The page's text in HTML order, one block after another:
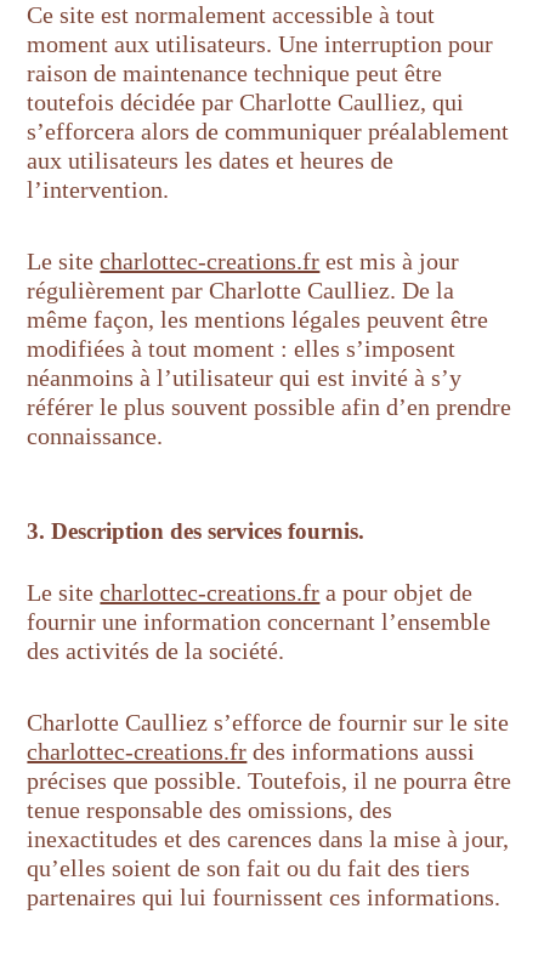
Ce site est normalement accessible à tout
moment aux utilisateurs. Une interruption pour
raison de maintenance technique peut être
toutefois décidée par Charlotte Caulliez, qui
s’efforcera alors de communiquer préalablement
aux utilisateurs les dates et heures de
l’intervention.
Le sitecharlottec-creations.fr est mis à jour
régulièrement par Charlotte Caulliez. De la
même façon, les mentions légales peuvent être
modifiées à tout moment : elles s’imposent
néanmoins à l’utilisateur qui est invité à s’y
référer le plus souvent possible afin d’en prendre
connaissance.
3. Description des services fournis.
Le sitecharlottec-creations.fr a pour objet de
fournir une information concernant l’ensemble
des activités de la société.
Charlotte Caulliez s’efforce de fournir sur le site
charlottec-creations.fr des informations aussi
précises que possible. Toutefois, il ne pourra être
tenue responsable des omissions, des
inexactitudes et des carences dans la mise à jour,
qu’elles soient de son fait ou du fait des tiers
partenaires qui lui fournissent ces informations.